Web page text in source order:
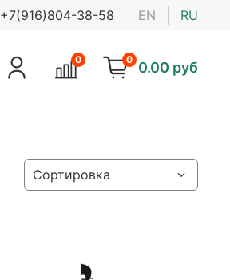
+7(916)804-38-58 EN RU
0 0 0.00 руб